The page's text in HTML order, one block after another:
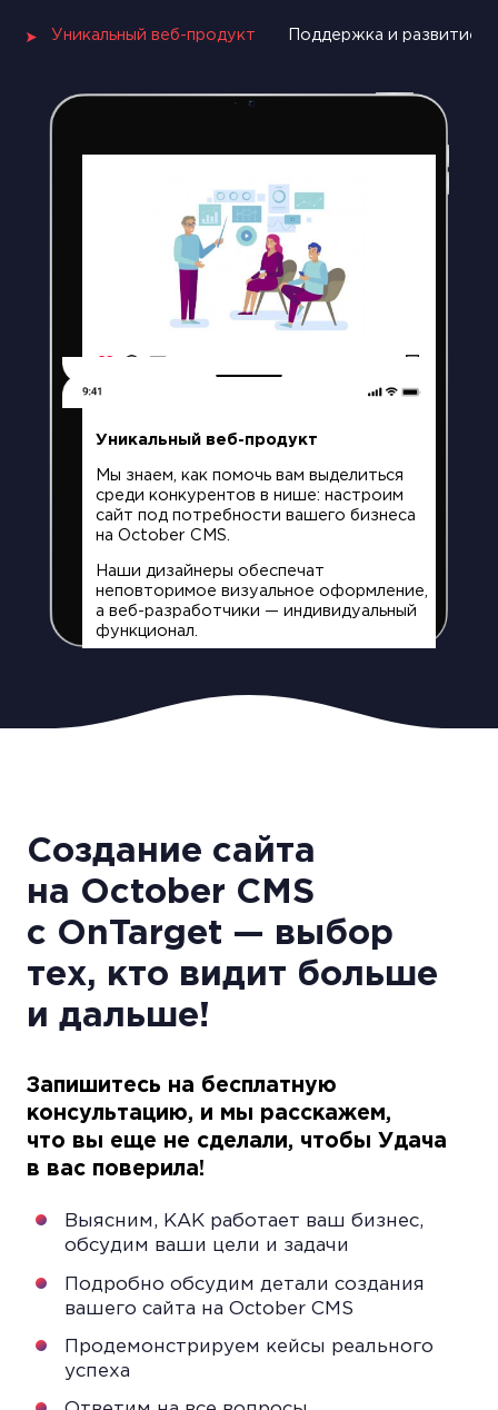
Уникальный веб-продукт Поддержка и развитие
57
Уникальный веб-продукт
Мы знаем, как помочь вам выделиться
среди конкурентов в нише: настроим
сайт под потребности вашего бизнеса
на October CMS.
Наши дизайнеры обеспечат
неповторимое визуальное оформление,
а веб-разработчики — индивидуальный
функционал.
Создание сайта
на October CMS
с OnTarget — выбор
тех, кто видит больше
и дальше!
Запишитесь на бесплатную
консультацию, и мы расскажем,
что вы еще не сделали, чтобы Удача
в вас поверила!
Выясним, КАК работает ваш бизнес,
обсудим ваши цели и задачи
Подробно обсудим детали создания
вашего сайта на October CMS
Продемонстрируем кейсы реального
успеха